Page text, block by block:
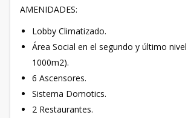
AMENIDADES:
Lobby Climatizado.
Área Social en el segundo y último
1000m2).
6 Ascensores.
Sistema Domotics.
2 Restaurantes.